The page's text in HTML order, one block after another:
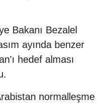
Bakanı Bezalel
ayında benzer
hedef alması
normalleşme